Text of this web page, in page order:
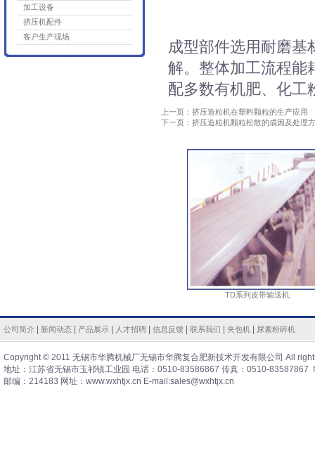
加工设备
挤压机配件
客户生产现场
成型部件选用耐磨基
解。整体加工流程能
配多数有机肥、化工
上一页：挤压造粒机在塑料颗粒的生产应用
下一页：挤压造粒机颗粒松散的成因及处理
TD系列皮带输送机
公司简介 新闻动态 产品展示 人才招聘 信息反馈 联系我们 夹包机 尿素粉碎机
Copyright © 2011 无锡市华腾机械厂无锡市华腾复合肥新技术开发有限公司 All
地址：江苏省无锡市玉祁镇工业园 电话：0510-83586867 传真：0510-
邮编：214183 网址：www.wxhtjx.cn E-mail:sales@wxhtjx.cn